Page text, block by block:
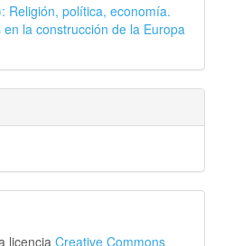
Religión, política, economía.
la construcción de la Europa
licencia Creative Commons